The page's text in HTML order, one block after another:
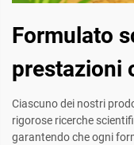
Formulato
prestazioni
Ciascuno dei nostri
rigorose ricerche
garantendo che ogni